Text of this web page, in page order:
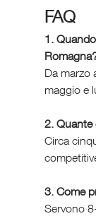
FAQ
1.
Da marzo
maggio e
2. Quante
Circa
3. Come
Servono